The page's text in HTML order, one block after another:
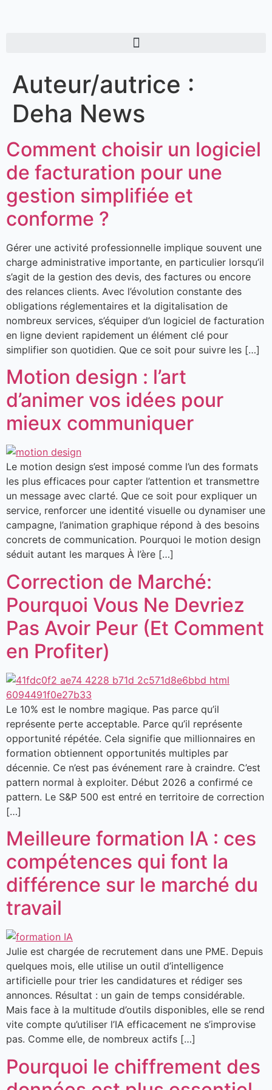
Auteur/autrice :
Deha News
Comment choisir un logiciel
de facturation pour une
gestion simplifiée et
conforme ?
Gérer une activité professionnelle implique souvent une
charge administrative importante, en particulier lorsqu’il
s’agit de la gestion des devis, des factures ou encore
des relances clients. Avec l’évolution constante des
obligations réglementaires et la digitalisation de
nombreux services, s’équiper d’un logiciel de facturation
en ligne devient rapidement un élément clé pour
simplifier son quotidien. Que ce soit pour suivre les […]
Motion design : l’art
d’animer vos idées pour
mieux communiquer
Le motion design s’est imposé comme l’un des formats
les plus efficaces pour capter l’attention et transmettre
un message avec clarté. Que ce soit pour expliquer un
service, renforcer une identité visuelle ou dynamiser une
campagne, l’animation graphique répond à des besoins
concrets de communication. Pourquoi le motion design
séduit autant les marques À l’ère […]
Correction de Marché:
Pourquoi Vous Ne Devriez
Pas Avoir Peur (Et Comment
en Profiter)
Le 10% est le nombre magique. Pas parce qu’il
représente perte acceptable. Parce qu’il représente
opportunité répétée. Cela signifie que millionnaires en
formation obtiennent opportunités multiples par
décennie. Ce n’est pas événement rare à craindre. C’est
pattern normal à exploiter. Début 2026 a confirmé ce
pattern. Le S&P 500 est entré en territoire de correction
[…]
Meilleure formation IA : ces
compétences qui font la
différence sur le marché du
travail
Julie est chargée de recrutement dans une PME. Depuis
quelques mois, elle utilise un outil d’intelligence
artificielle pour trier les candidatures et rédiger ses
annonces. Résultat : un gain de temps considérable.
Mais face à la multitude d’outils disponibles, elle se rend
vite compte qu’utiliser l’IA efficacement ne s’improvise
pas. Comme elle, de nombreux actifs […]
Pourquoi le chiffrement des